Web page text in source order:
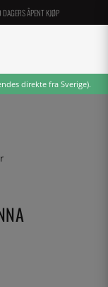
ÅPENT KJØP
direkte fra Sverige).